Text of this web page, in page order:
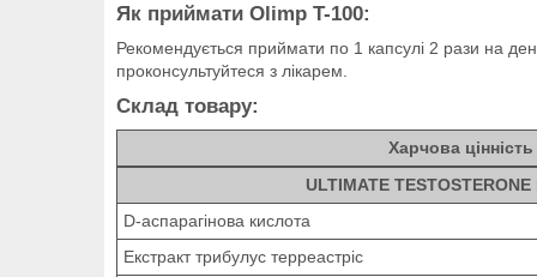
Як приймати Olimp T-100:
Рекомендується приймати по 1 капсулі 2 рази на
проконсультуйтеся з лікарем.
Склад товару:
Харчова цінність
ULTIMATE TESTOSTERONE
D-аспарагінова кислота
Екстракт трибулус терреастріс